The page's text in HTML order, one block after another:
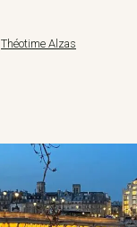
Théotime Alzas